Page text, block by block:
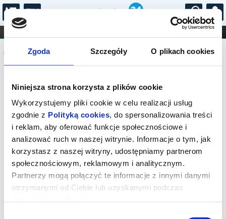
Zgoda Szczegóły O plikach cookies
Niniejsza strona korzysta z plików cookie
Wykorzystujemy pliki cookie w celu realizacji usług
zgodnie z Polityką cookies, do spersonalizowania treści
i reklam, aby oferować funkcje społecznościowe i
analizować ruch w naszej witrynie. Informacje o tym, jak
korzystasz z naszej witryny, udostępniamy partnerom
społecznościowym, reklamowym i analitycznym.
Partnerzy mogą połączyć te informacje z innymi danymi
otrzymanymi od Ciebie lub uzyskanymi podczas
...
FILHARMONIA OPERA I BALET
STAND-UP
DLA DZIECI
Komunikat
Sprzedaż biletów on-line na wydarzenie
została zakończona.